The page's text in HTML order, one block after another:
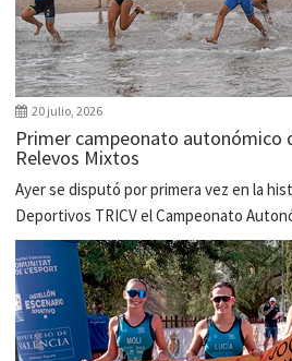
20 julio, 2026
Primer campeonato autonómico
Relevos Mixtos
Ayer se disputó por primera vez en la
Deportivos TRICV el Campeonato